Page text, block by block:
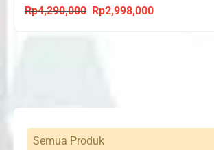
Rp4,290,000
Original
Rp2,998,000Current
Semua Produk